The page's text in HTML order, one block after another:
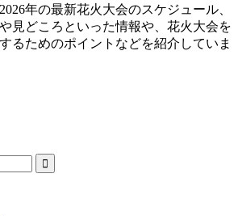
年の最新花火大会のスケジュール、
見どころといった情報や、花火大会を
るためのポイントなどを紹介していま